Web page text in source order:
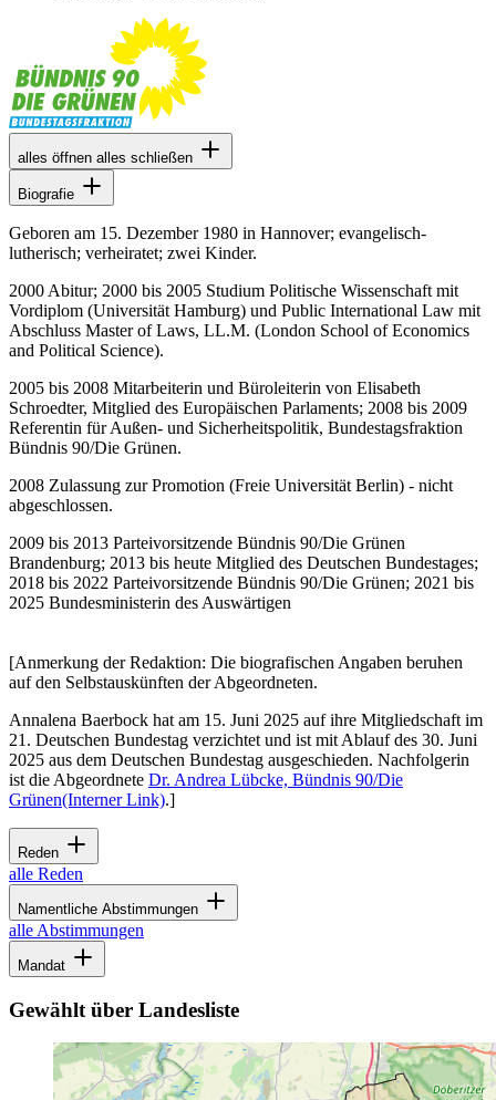
alles öffnen alles schließen
Biografie
Geboren am 15. Dezember 1980 in Hannover; evangelisch-
lutherisch; verheiratet; zwei Kinder.
2000 Abitur; 2000 bis 2005 Studium Politische Wissenschaft mit
Vordiplom (Universität Hamburg) und Public International Law mit
Abschluss Master of Laws, LL.M. (London School of Economics
and Political Science).
2005 bis 2008 Mitarbeiterin und Büroleiterin von Elisabeth
Schroedter, Mitglied des Europäischen Parlaments; 2008 bis 2009
Referentin für Außen- und Sicherheitspolitik, Bundestagsfraktion
Bündnis 90/Die Grünen.
2008 Zulassung zur Promotion (Freie Universität Berlin) - nicht
abgeschlossen.
2009 bis 2013 Parteivorsitzende Bündnis 90/Die Grünen
Brandenburg; 2013 bis heute Mitglied des Deutschen Bundestages;
2018 bis 2022 Parteivorsitzende Bündnis 90/Die Grünen; 2021 bis
2025 Bundesministerin des Auswärtigen
[Anmerkung der Redaktion: Die biografischen Angaben beruhen
auf den Selbstauskünften der Abgeordneten.
Annalena Baerbock hat am 15. Juni 2025 auf ihre Mitgliedschaft im
21. Deutschen Bundestag verzichtet und ist mit Ablauf des 30. Juni
2025 aus dem Deutschen Bundestag ausgeschieden. Nachfolgerin
ist die Abgeordnete Dr. Andrea Lübcke, Bündnis 90/Die
Grünen(Interner Link).]
Reden
alle Reden
Namentliche Abstimmungen
alle Abstimmungen
Mandat
Gewählt über Landesliste